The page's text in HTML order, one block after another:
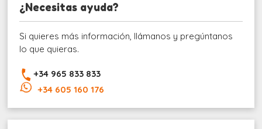
¿Necesitas ayuda?
Si quieres más información, llámanos y pregúntanos
lo que quieras.
+34 965 833 833
+34 605 160 176